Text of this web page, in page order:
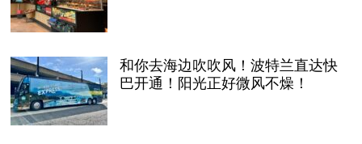
和你去海边吹吹风！波特兰直达快
巴开通！阳光正好微风不燥！